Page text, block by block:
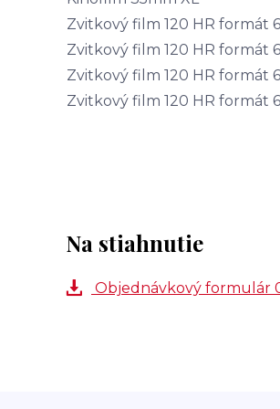
Zvitkový film 120 HR formát
Zvitkový film 120 HR formát
Zvitkový film 120 HR formát
Zvitkový film 120 HR formát
Na stiahnutie
Objednávkový formulár